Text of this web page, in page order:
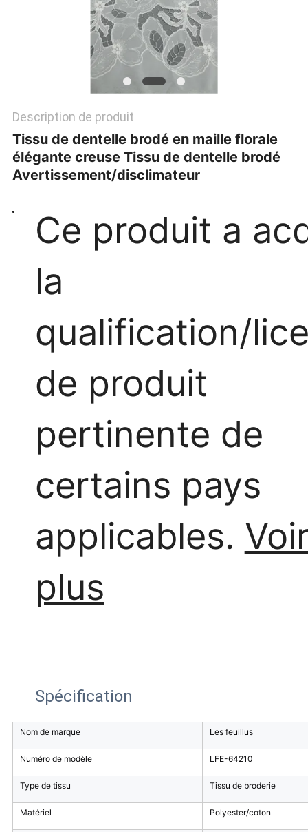
POLITIQUE
CONFIDENTIALITÉ
Description de produit
Tissu de dentelle brodé en maille florale
élégante creuse Tissu de dentelle brodé
Avertissement/disclimateur
Ce produit a
la
qualification/
de produit
pertinente de
certains pays
applicables.
plus
Spécification
Nom de marque Les feuillus
Numéro de modèle LFE-64210
Type de tissu Tissu de broderie
Matériel Polyester/coton